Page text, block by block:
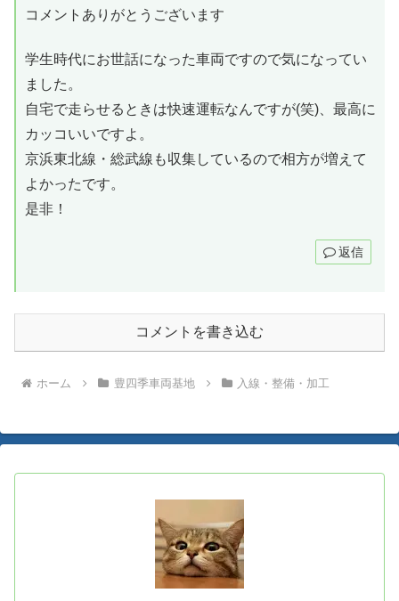
コメントありがとうございます
学生時代にお世話になった車両ですので気になってい
ました。
自宅で走らせるときは快速運転なんですが(笑)、最高に
カッコいいですよ。
京浜東北線・総武線も収集しているので相方が増えて
よかったです。
是非！
返信
コメントを書き込む
ホーム 豊四季車両基地 入線・整備・加工